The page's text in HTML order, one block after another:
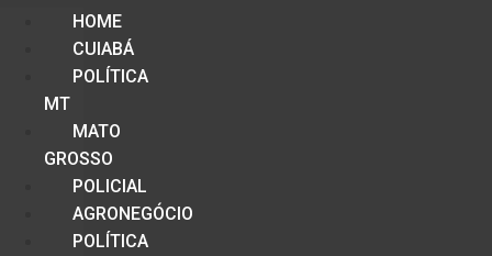
HOME
CUIABÁ
POLÍTICA
MT
MATO
GROSSO
POLICIAL
AGRONEGÓCIO
POLÍTICA